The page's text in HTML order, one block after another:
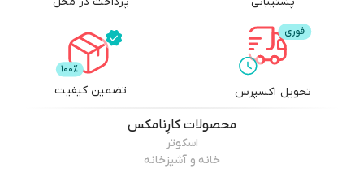
تحویل اکسپرس تضمین کیفیت
محصولاتکارِنامکس
اسکوتر
خانه و آشپزخانه